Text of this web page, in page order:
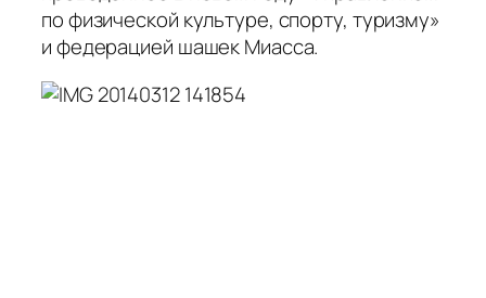
по физической культуре, спорту, туризму»
и федерацией шашек Миасса.